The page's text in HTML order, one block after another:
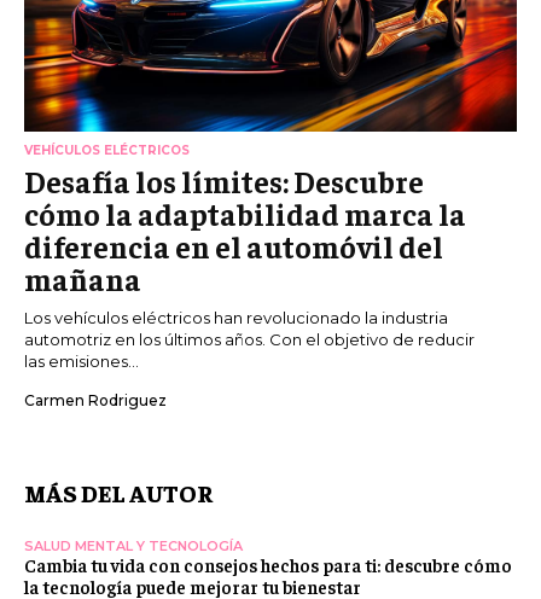
VEHÍCULOS ELÉCTRICOS
Desafía los límites: Descubre
cómo la adaptabilidad marca la
diferencia en el automóvil del
mañana
Los vehículos eléctricos han revolucionado la industria
automotriz en los últimos años. Con el objetivo de reducir
las emisiones...
Carmen Rodriguez
MÁS DEL AUTOR
SALUD MENTAL Y TECNOLOGÍA
Cambia tu vida con consejos hechos para ti: descubre cómo
la tecnología puede mejorar tu bienestar